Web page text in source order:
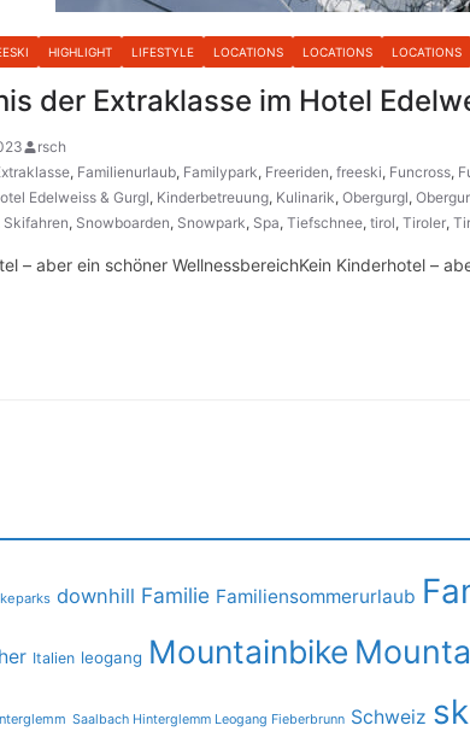
HIGHLIGHT LIFESTYLE LOCATIONS LOCATIONS LOCATIONS
der Extraklasse im Hotel
rsch
, Familienurlaub, Familypark, Freeriden, freeski, Funcross,
Edelweiss & Gurgl, Kinderbetreuung, Kulinarik, Obergurgl,
Skifahren, Snowboarden, Snowpark, Spa, Tiefschnee, tirol, Tiroler,
– aber ein schöner WellnessbereichKein Kinderhotel –
downhill Familie Familiensommerurlaub
Italien leogang Mountainbike
Saalbach Hinterglemm Leogang Fieberbrunn Schweiz